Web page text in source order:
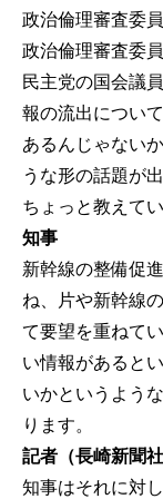
政治倫理審査委
政治倫理審査委
民主党の国会議
報の流出につい
あるんじゃない
うな形の話題が
ちょっと教えて
知事
新幹線の整備促
ね、片や新幹線
て要望を重ねて
い情報があると
いかというよう
ります。
記者（長崎新聞社
知事はそれに対